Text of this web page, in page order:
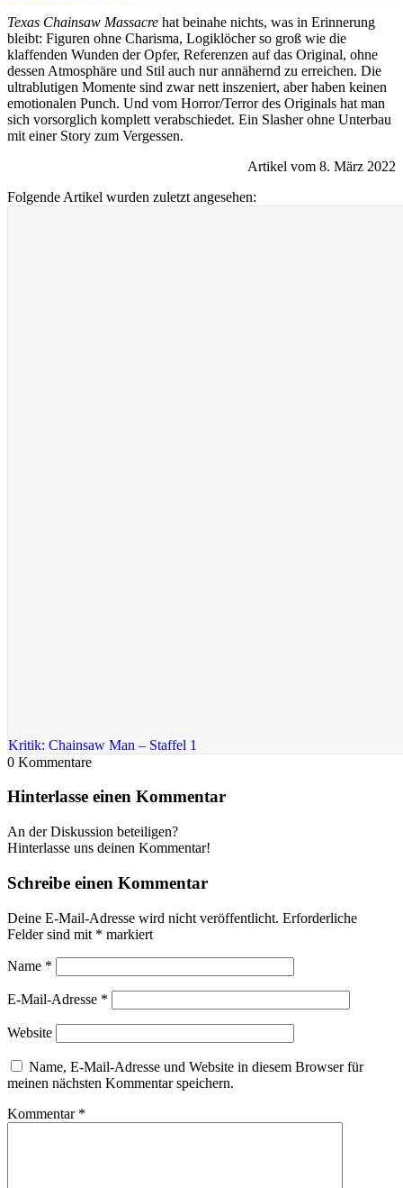
Texas Chainsaw Massacre hat beinahe nichts, was in Erinnerung
bleibt: Figuren ohne Charisma, Logiklöcher so groß wie die
klaffenden Wunden der Opfer, Referenzen auf das Original, ohne
dessen Atmosphäre und Stil auch nur annähernd zu erreichen. Die
ultrablutigen Momente sind zwar nett inszeniert, aber haben keinen
emotionalen Punch. Und vom Horror/Terror des Originals hat man
sich vorsorglich komplett verabschiedet. Ein Slasher ohne Unterbau
mit einer Story zum Vergessen.
Artikel vom 8. März 2022
Folgende Artikel wurden zuletzt angesehen:
Kritik: Chainsaw Man – Staffel 1
0 Kommentare
Hinterlasse einen Kommentar
An der Diskussion beteiligen?
Hinterlasse uns deinen Kommentar!
Schreibe einen Kommentar
Deine E-Mail-Adresse wird nicht veröffentlicht. Erforderliche
Felder sind mit * markiert
Name *
E-Mail-Adresse *
Website
Name, E-Mail-Adresse und Website in diesem Browser für
meinen nächsten Kommentar speichern.
Kommentar *